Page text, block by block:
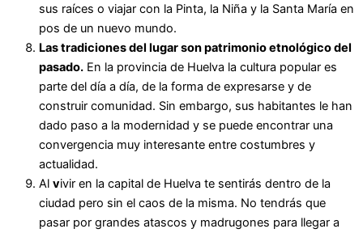
sus raíces o viajar con la Pinta, la Niña y la Santa María en
pos de un nuevo mundo.
Lastradicionesdel lugar son patrimonio etnológico del
pasado. En la provincia de Huelva la cultura popular es
parte del día a día, de la forma de expresarse y de
construir comunidad. Sin embargo, sus habitantes le han
dado paso a la modernidad y se puede encontrar una
convergencia muy interesante entre costumbres y
actualidad.
Al vivir en la capital de Huelva te sentirás dentro de la
ciudad pero sin el caos de la misma. No tendrás que
pasar por grandes atascos y madrugones para llegar a